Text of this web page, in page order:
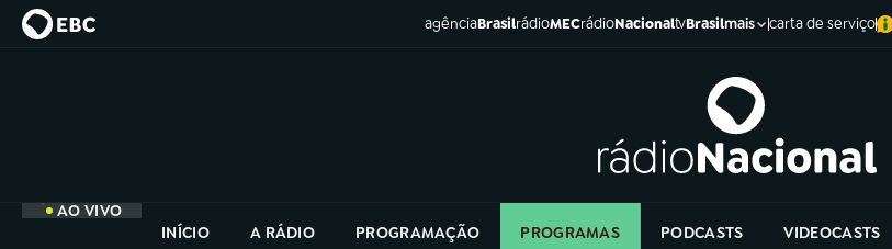
agênciaBrasilrádioMECrádioNacionaltvBrasilmais carta de serviço
AO VIVO
INÍCIO
A RÁDIO PROGRAMAÇÃO PROGRAMAS PODCASTS VIDEOCASTS